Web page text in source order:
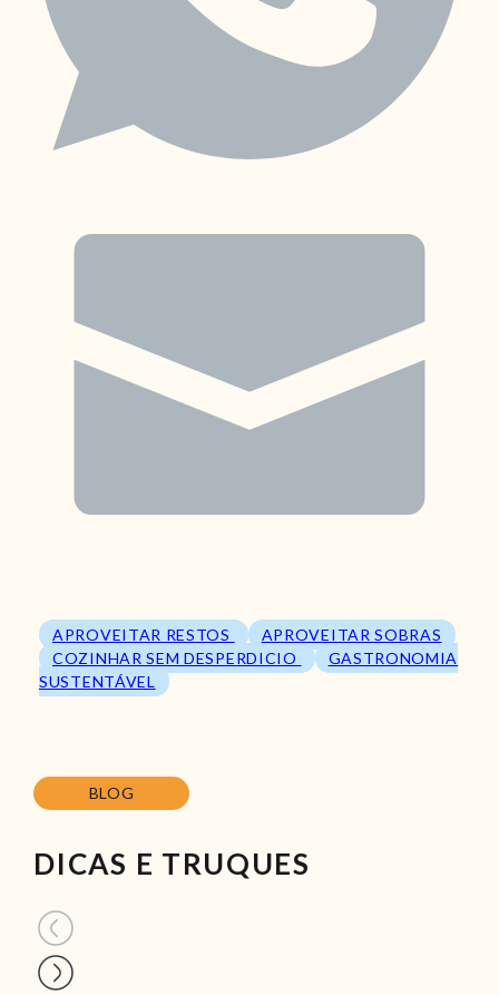
APROVEITAR RESTOS
APROVEITAR SOBRAS
COZINHAR SEM DESPERDICIO
GASTRONOMIA
SUSTENTÁVEL
BLOG
DICAS E TRUQUES